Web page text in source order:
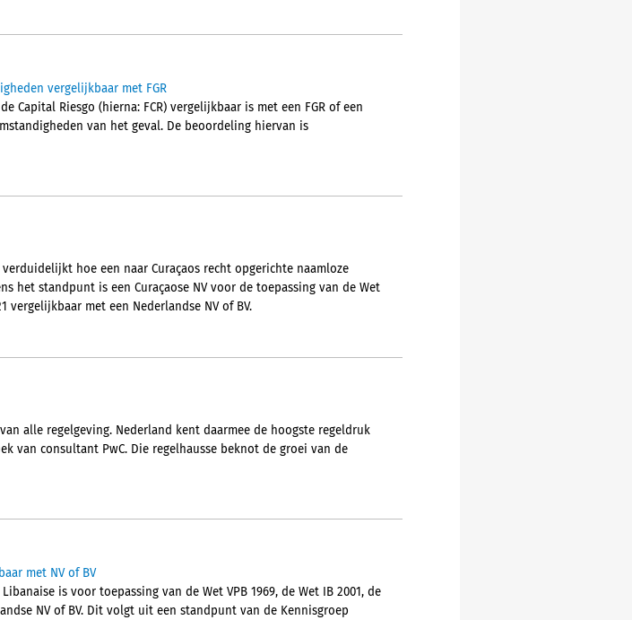
vergelijkbaar met FGR
Capital Riesgo (hierna: FCR) vergelijkbaar is met een FGR of een
van het geval. De beoordeling hiervan is
hoe een naar Curaçaos recht opgerichte naamloze
het standpunt is een Curaçaose NV voor de toepassing van de Wet
vergelijkbaar met een Nederlandse NV of BV.
alle regelgeving. Nederland kent daarmee de hoogste regeldruk
van consultant PwC. Die regelhausse beknot de groei van de
met NV of BV
is voor toepassing van de Wet VPB 1969, de Wet IB 2001, de
NV of BV. Dit volgt uit een standpunt van de Kennisgroep